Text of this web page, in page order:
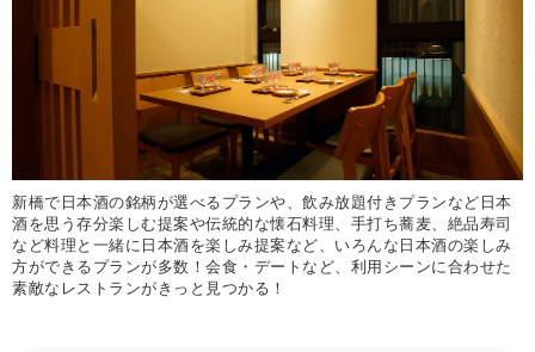
新橋で日本酒の銘柄が選べるプランや、飲み放題付きプランなど日本
酒を思う存分楽しむ提案や伝統的な懐石料理、手打ち蕎麦、絶品寿司
など料理と一緒に日本酒を楽しみ提案など、いろんな日本酒の楽しみ
方ができるプランが多数！会食・デートなど、利用シーンに合わせた
素敵なレストランがきっと見つかる！